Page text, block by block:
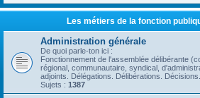
Les métiers de la fonction
Administration générale
De quoi parle-ton ici :
Fonctionnement de l'assemblée délibérante
régional, communautaire, syndical,
adjoints. Délégations. Délibérations.
Sujets : 1387